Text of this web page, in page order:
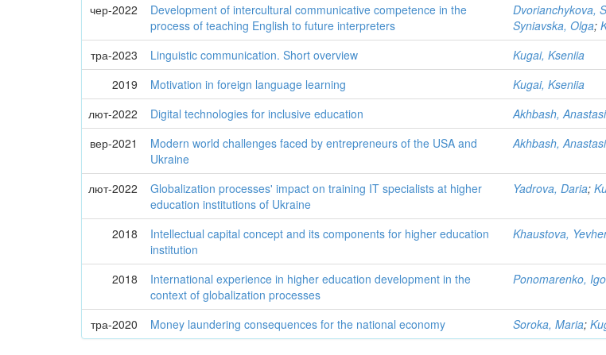
чер-2022
Development of intercultural communicative competence in the
process of teaching English to future interpreters
Dvorianchykova,
Syniavska, Olga;
тра-2023
Linguistic communication. Short overview
Kugai, Kseniia
2019
Motivation in foreign language learning
Kugai, Kseniia
лют-2022
Digital technologies for inclusive education Akhbash,
вер-2021
Modern world challenges faced by entrepreneurs of the USA and
Ukraine
Akhbash,
лют-2022
Globalization processes' impact on training IT specialists at higher
education institutions of Ukraine
Yadrova, Daria;
2018
Intellectual capital concept and its components for higher education
institution
Khaustova,
2018
International experience in higher education development in the
context of globalization processes
Ponomarenko,
тра-2020 Money laundering consequences for the national economy Soroka, Maria;